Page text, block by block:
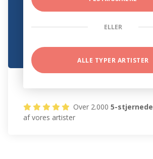
ELLER
ALLE TYPER ARTISTER
Over 2.0005-stjernede
af vores artister